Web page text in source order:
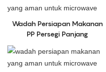
Wadah Persiapan Makanan
PP Persegi Panjang